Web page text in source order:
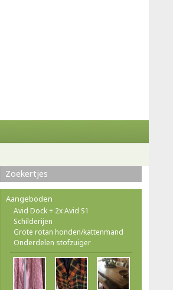
Zoekertjes
Aangeboden
Avid Dock + 2x Avid S1
Schilderijen
Grote rotan honden/kattenmand
Onderdelen stofzuiger